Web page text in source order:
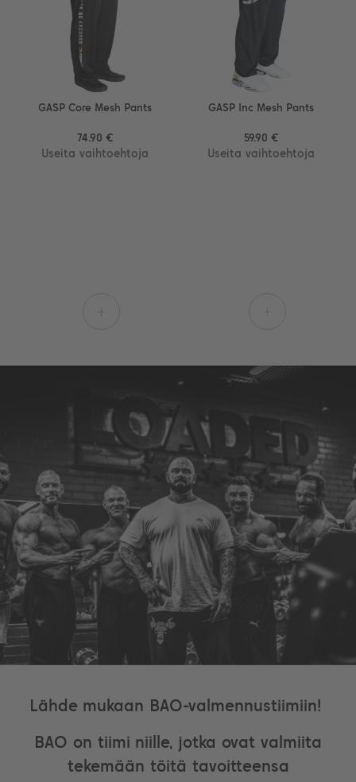
GASP Core Mesh Pants
74.90 €
Useita vaihtoehtoja
GASP Inc Mesh Pants
59.90 €
Useita vaihtoehtoja
Lähde mukaan BAO-valmennustiimiin!
BAO on tiimi niille, jotka ovat valmiita
tekemään töitä tavoitteensa